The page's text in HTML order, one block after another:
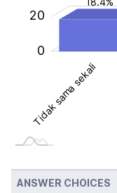
0
20
Tidak sama sekali
ANSWER CHOICES